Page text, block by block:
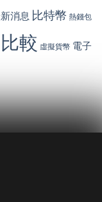
消息 比特幣 熱錢包
較 虛擬貨幣 電子